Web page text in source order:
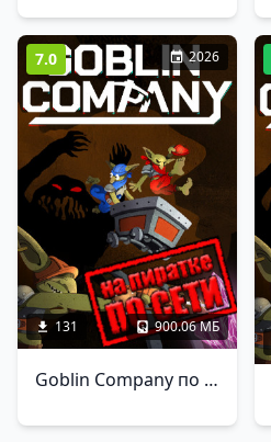
7.0 2026
131 900.06 МБ
Goblin Company по сети